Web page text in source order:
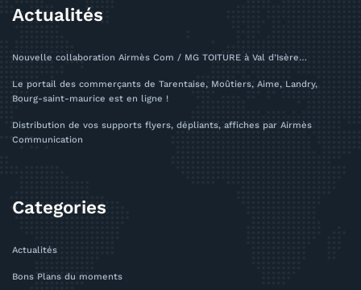
Actualités
Nouvelle collaboration Airmès Com / MG TOITURE à Val d’Isère…
Le portail des commerçants de Tarentaise, Moûtiers, Aime, Landry,
Bourg-saint-maurice est en ligne !
Distribution de vos supports flyers, dépliants, affiches par Airmès
Communication
Categories
Actualités
Bons Plans du moments